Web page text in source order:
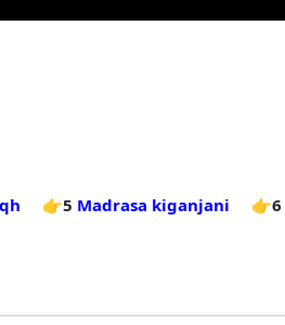
👉5 Madrasa kiganjani 👉6